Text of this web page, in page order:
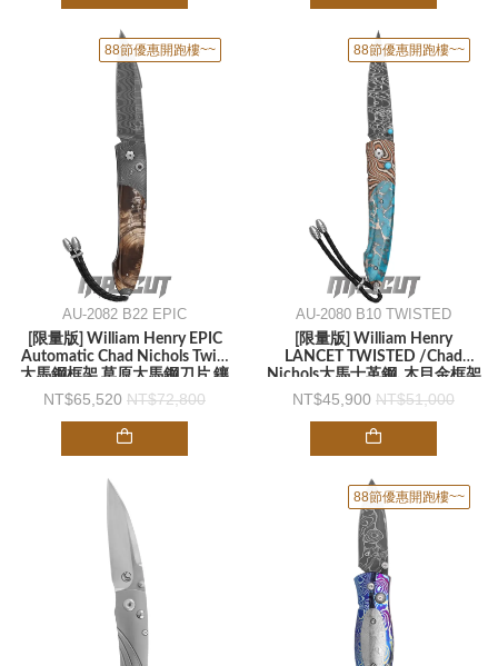
88節優惠開跑樓~~
AU-2082 B22 EPIC
[限量版] William Henry EPIC
Automatic Chad Nichols Twist
大馬鋼框架 草原大馬鋼刀片 鑲
嵌猛瑪象牙 -彈簧刀
65,520 72,800
88節優惠開跑樓~~
AU-2080 B10 TWISTED
[限量版] William Henry
LANCET TWISTED /Chad
Nichols大馬士革鋼. 木目金框架
鑲嵌綠松石 -折刀
45,900 51,000
88節優惠開跑樓~~